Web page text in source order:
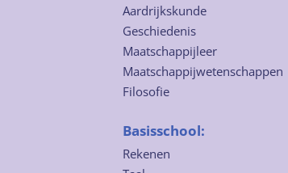
Aardrijkskunde
Geschiedenis
Maatschappijleer
Maatschappijwetenschappen
Filosofie
Basisschool:
Rekenen